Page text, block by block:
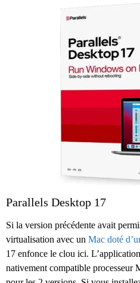
Parallels Desktop 17
Si la version précédente avait
virtualisation avec un Mac doté
17 enfonce le clou ici.
nativement compatible processeur